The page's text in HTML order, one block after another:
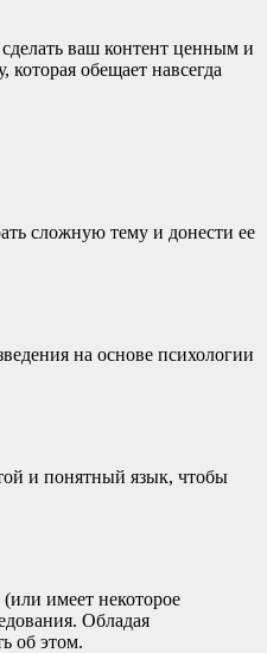
ваш контент ценным и
обещает навсегда
сложную тему и донести ее
на основе психологии
и понятный язык, чтобы
имеет некоторое
Обладая
об этом.